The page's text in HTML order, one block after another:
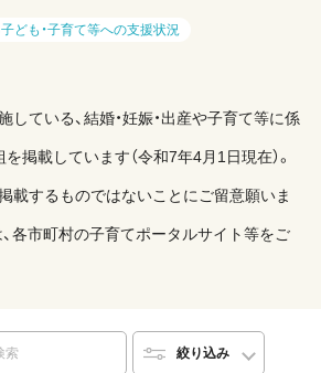
ども・子育て等への支援状況
ている、結婚・妊娠・出産や子育て等に係
掲載しています（令和7年4月1日現在）。
載するものではないことにご留意願いま
、各市町村の子育てポータルサイト等をご
絞り込み